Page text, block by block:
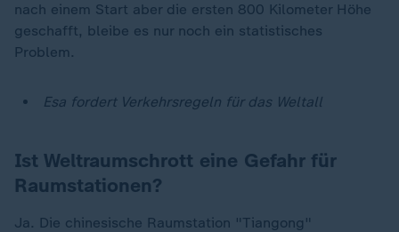
nach einem Start aber die ersten 800 Kilometer Höhe
geschafft, bleibe es nur noch ein statistisches
Problem.
Esa fordert Verkehrsregeln für das Weltall
Ist Weltraumschrott eine Gefahr für
Raumstationen?
Ja. Die chinesische Raumstation "Tiangong"